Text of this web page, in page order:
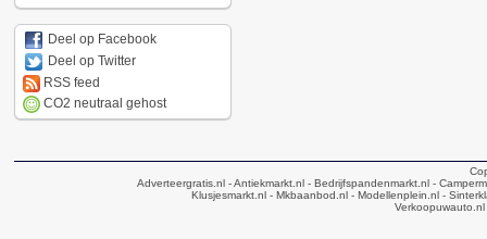
Deel op Facebook
Deel op Twitter
RSS feed
CO2 neutraal gehost
Adverteergratis.nl - Antiekmarkt.nl - Bedrijfspandenmarkt.nl -
Klusjesmarkt.nl- Mkbaanbod.nl- Modellenplein.nl-
Verkoopuwauto.nl